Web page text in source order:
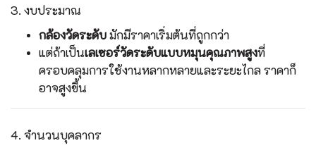
3. งบประมาณ
กล้องวัดระดับมักมีราคาเริ่มต้นที่ถูกกว่า
แต่ถ้าเป็นเลเซอร์วัดระดับแบบหมุนคุณภาพสูงที่
ครอบคลุมการใช้งานหลากหลายและระยะไกล ราคาก็
อาจสูงขึ้น
4. จำนวนบุคลากร